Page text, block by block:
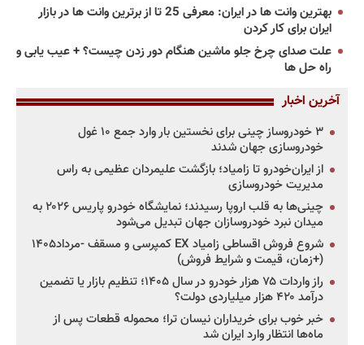
بهترین وانت ها در ایران: معرفی 25 تا از برترین وانت ها در بازار
ایران برای کار کردن
علت صدای چرخ جلو ماشین هنگام دور زدن چیست؟ + عیب یابی و
راه حل ها
آخرین اخبار
۳ خودروساز چینی برای نخستین بار وارد جمع ۱۰ غول
خودروسازی جهان شدند
از ایران‌خودرو تا زامیاد؛ بازگشت علیمردان عظیمی به راس
مدیریت خودروسازی
چینی‌ها به قلب اروپا رسیدند؛ نمایشگاه خودرو پاریس ۲۰۲۶ به
میدان نبرد خودروسازان جهان تبدیل می‌شود
شروع فروش اقساطی زامیاد EX کمپرسی و مسقف -مرداد۱۴۰۵
(+زمان، قیمت و شرایط فروش)
راز واردات ۷۵ هزار خودرو در سال ۱۴۰۵؛ تنظیم بازار یا تضمین
درآمد ۴۲۰ هزار میلیاردی دولت؟
خبر خوب برای خریداران نیسان ترا؛ محموله قطعات پس از
ماه‌ها انتظار وارد ایران شد